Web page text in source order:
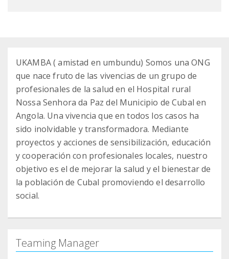
UKAMBA ( amistad en umbundu) Somos una ONG
que nace fruto de las vivencias de un grupo de
profesionales de la salud en el Hospital rural
Nossa Senhora da Paz del Municipio de Cubal en
Angola. Una vivencia que en todos los casos ha
sido inolvidable y transformadora. Mediante
proyectos y acciones de sensibilización, educación
y cooperación con profesionales locales, nuestro
objetivo es el de mejorar la salud y el bienestar de
la población de Cubal promoviendo el desarrollo
social.
Teaming Manager